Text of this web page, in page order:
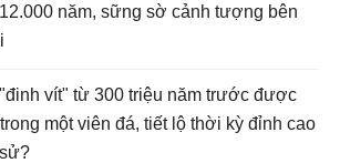
năm, sững sờ cảnh tượng bên
vít" từ 300 triệu năm trước được
một viên đá, tiết lộ thời kỳ đỉnh cao